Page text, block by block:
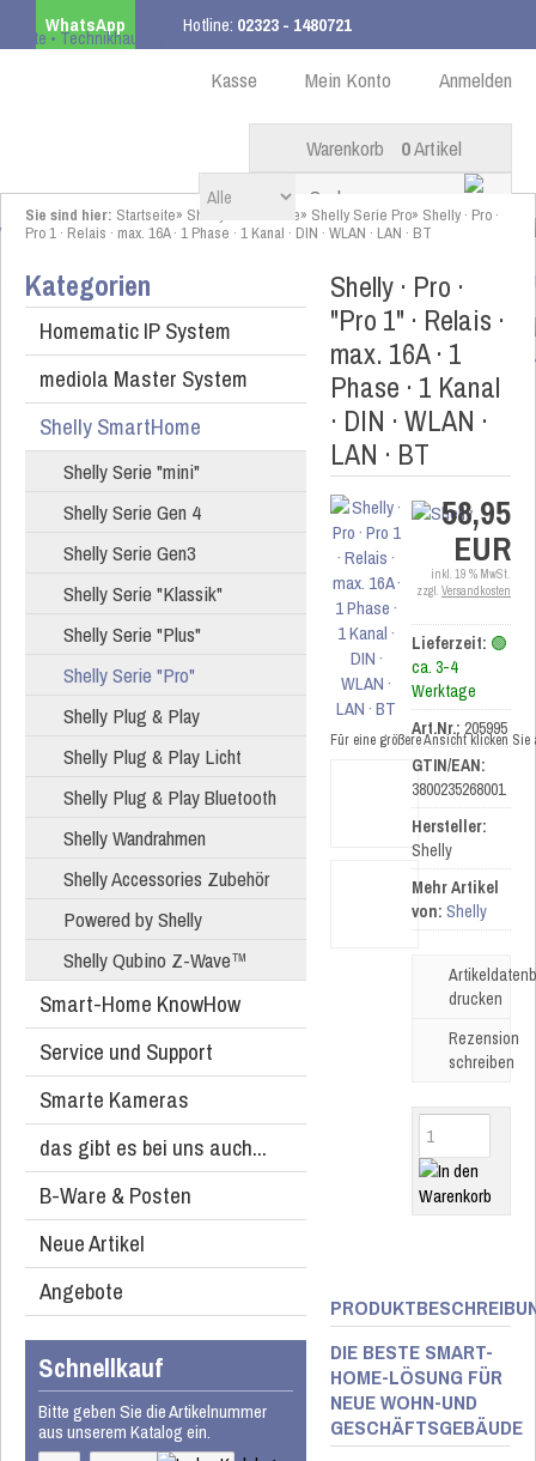
WhatsApp Hotline: 02323 - 1480721
ab 99,00 € innerhalb DE Anmelden
Mein Konto
Kasse
Warenkorb 0Artikel
Sie sind hier: Startseite» Shelly SmartHome» Shelly Serie Pro» Shelly · Pro ·
Pro 1 · Relais · max. 16A · 1 Phase · 1 Kanal · DIN · WLAN · LAN · BT
Kategorien
Homematic IP System
mediola Master System
Shelly SmartHome
Shelly Serie "mini"
Shelly Serie Gen 4
Shelly Serie Gen3
Shelly Serie "Klassik"
Shelly Serie "Plus"
Shelly Serie "Pro"
Shelly Plug & Play
Shelly Plug & Play Licht
Shelly Plug & Play Bluetooth
Shelly Wandrahmen
Shelly Accessories Zubehör
Powered by Shelly
Shelly Qubino Z-Wave™
Smart-Home KnowHow
Service und Support
Smarte Kameras
das gibt es bei uns auch...
B-Ware & Posten
Neue Artikel
Angebote
Schnellkauf
Bitte geben Sie die Artikelnummer
aus unserem Katalog ein.
Shelly · Pro ·
"Pro 1" · Relais ·
max. 16A · 1
Phase · 1 Kanal
· DIN · WLAN ·
LAN · BT
Für eine größere Ansicht klicken
58,95
EUR
inkl. 19 % MwSt.
zzgl. Versandkosten
Lieferzeit: 🟢
ca. 3-4
Werktage
Art.Nr.: 205995
GTIN/EAN:
3800235268001
Hersteller:
Shelly
Mehr Artikel
von: Shelly
drucken
Rezension
schreiben
DIE BESTE SMART-
HOME-LÖSUNG FÜR
NEUE WOHN-UND
GESCHÄFTSGEBÄUDE